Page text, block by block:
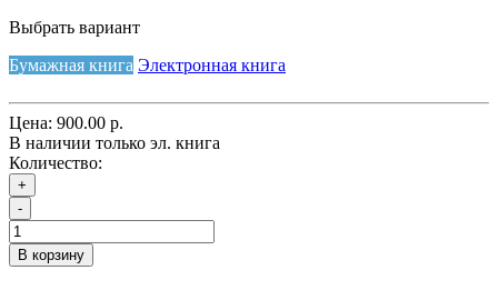
Выбрать вариант
Бумажная книга Электронная книга
Цена: 900.00 р.
В наличии только эл. книга
Количество:
+
-
В корзину